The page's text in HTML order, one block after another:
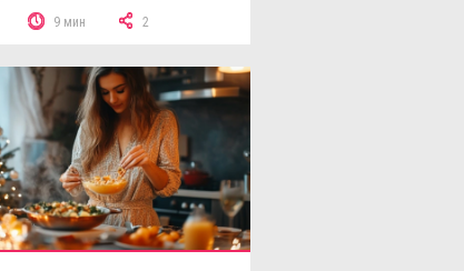
9 мин 2